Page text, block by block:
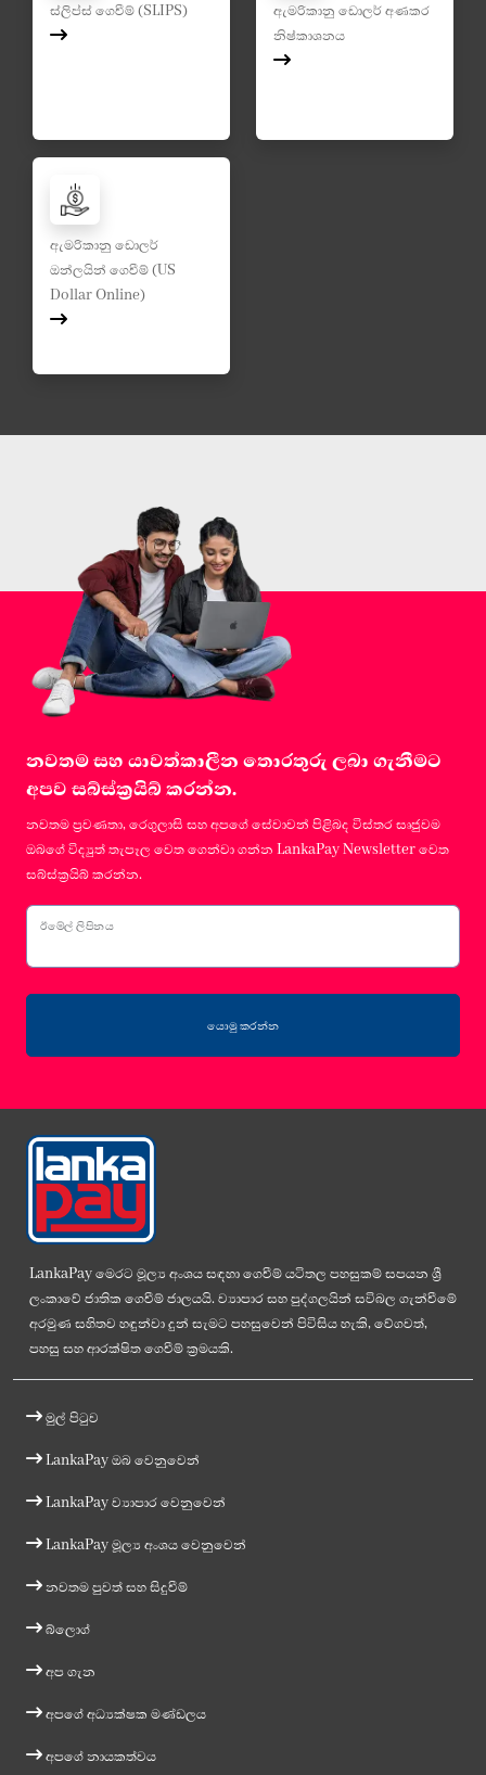
ස්ලිප්ස් ගෙවීම් (SLIPS)
ඇමරිකානු ඩොලර් අණකර
නිෂ්කාශනය
ඇමරිකානු ඩොලර්
ඔන්ලයින් ගෙවීම් (US
Dollar Online)
නවතම සහ යාවත්කාලීන තොරතුරු ලබා ගැනීමට
අපව සබ්ස්ක්‍රයිබ් කරන්න.
නවතම ප්‍රවණතා, රෙගුලාසි සහ අපගේ සේවාවන් පිළිබද විස්තර සෘජුවම
ඔබගේ විද්‍යුත් තැපෑල වෙත ගෙන්වා ගන්න LankaPay Newsletter වෙත
සබ්ස්ක්‍රයිබ් කරන්න.
ඊමේල් ලිපිනය
යොමු කරන්න
LankaPay මෙරට මූල්‍ය අංශය සඳහා ගෙවීම් යටිතල පහසුකම් සපයන ශ්‍රී
ලංකාවේ ජාතික ගෙවීම් ජාලයයි. ව්‍යාපාර සහ පුද්ගලයින් සවිබල ගැන්වීමේ
අරමුණ සහිතව හඳුන්වා දුන් සැමට පහසුවෙන් පිවිසිය හැකි, වේගවත්,
පහසු සහ ආරක්ෂිත ගෙවීම් ක්‍රමයකි.
මුල් පිටුව
LankaPay ඔබ වෙනුවෙන්
LankaPay ව්‍යාපාර වෙනුවෙන්
LankaPay මූල්‍ය අංශය වෙනුවෙන්
නවතම පුවත් සහ සිදුවීම්
බ්ලොග්
අප ගැන
අපගේ අධ්‍යක්ෂක මණ්ඩලය
අපගේ නායකත්වය